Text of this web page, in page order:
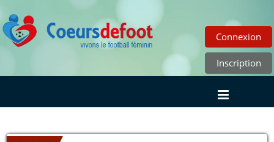
Connexion
Inscription